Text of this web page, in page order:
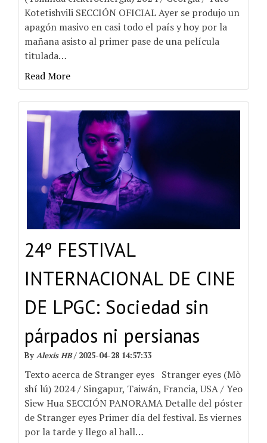
Kotetishvili SECCIÓN OFICIAL Ayer se produjo un
apagón masivo en casi todo el país y hoy por la
mañana asisto al primer pase de una película
titulada…
Read More
24º FESTIVAL
INTERNACIONAL DE CINE
DE LPGC: Sociedad sin
párpados ni persianas
By Alexis HB/ 2025-04-28 14:57:33
Texto acerca de Stranger eyes Stranger eyes (Mò
shí lú) 2024 / Singapur, Taiwán, Francia, USA / Yeo
Siew Hua SECCIÓN PANORAMA Detalle del póster
de Stranger eyes Primer día del festival. Es viernes
por la tarde y llego al hall…